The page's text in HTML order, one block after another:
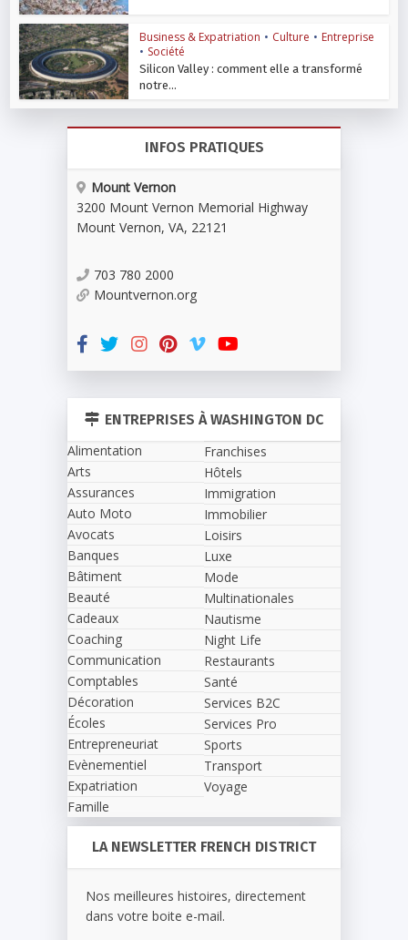
Business & Expatriation • Culture • Entreprise
• Société
Silicon Valley : comment elle a transformé
notre...
INFOS PRATIQUES
Mount Vernon
3200 Mount Vernon Memorial Highway
Mount Vernon, VA, 22121
703 780 2000
Mountvernon.org
ENTREPRISES À WASHINGTON DC
Alimentation
Arts
Assurances
Auto Moto
Avocats
Banques
Bâtiment
Beauté
Cadeaux
Coaching
Communication
Comptables
Décoration
Écoles
Entrepreneuriat
Evènementiel
Expatriation
Famille
Franchises
Hôtels
Immigration
Immobilier
Loisirs
Luxe
Mode
Multinationales
Nautisme
Night Life
Restaurants
Santé
Services B2C
Services Pro
Sports
Transport
Voyage
LA NEWSLETTER FRENCH DISTRICT
Nos meilleures histoires, directement
dans votre boite e-mail.